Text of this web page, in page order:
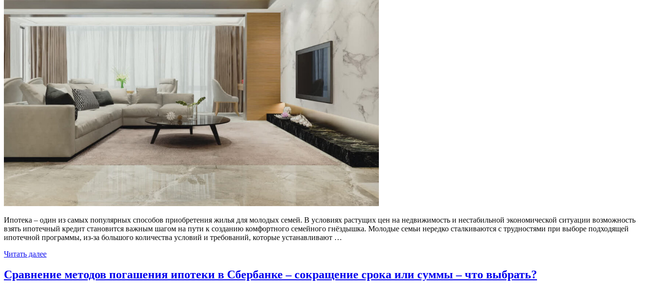
Ипотека – один из самых популярных способов приобретения жилья для молодых семей. В условиях растущих цен на недвижимость и нестабильной экономической ситуации возможность
взять ипотечный кредит становится важным шагом на пути к созданию комфортного семейного гнёздышка. Молодые семьи нередко сталкиваются с трудностями при выборе подходящей
ипотечной программы, из-за большого количества условий и требований, которые устанавливают …
Читать далее
Сравнение методов погашения ипотеки в Сбербанке – сокращение срока или суммы – что выбрать?